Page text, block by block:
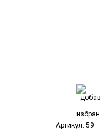
Артикул: 59